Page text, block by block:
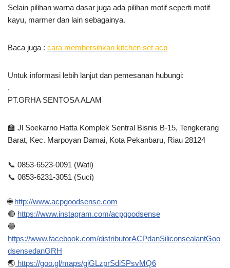
Selain pilihan warna dasar juga ada pilihan motif seperti motif
kayu, marmer dan lain sebagainya.
Baca juga : cara membersihkan kitchen set acp
Untuk informasi lebih lanjut dan pemesanan hubungi:
.
PT.GRHA SENTOSA ALAM
🏫 Jl Soekarno Hatta Komplek Sentral Bisnis B-15, Tengkerang
Barat, Kec. Marpoyan Damai, Kota Pekanbaru, Riau 28124
📞 0853-6523-0091 (Wati)
📞 0853-6231-3051 (Suci)
🌐http://www.acpgoodsense.com
🔴 https://www.instagram.com/acpgoodsense
🔵
https://www.facebook.com/distributorACPdanSiliconsealantGoo
dsensedanGRH
🌏 https://goo.gl/maps/gjGLzprSdiSPsvMQ6